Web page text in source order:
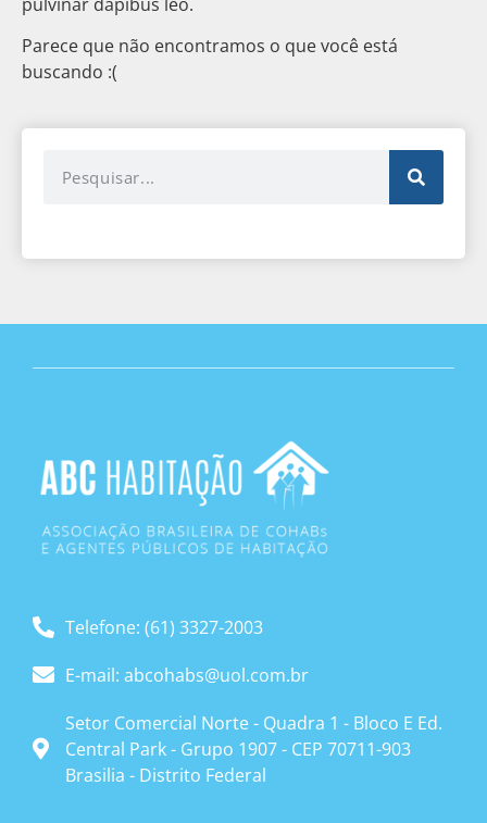
Parece que não encontramos o que você está
buscando :(
Telefone: (61) 3327-2003
E-mail: abcohabs@uol.com.br
Setor Comercial Norte - Quadra 1 - Bloco E Ed.
Central Park - Grupo 1907 - CEP 70711-903
Brasilia - Distrito Federal